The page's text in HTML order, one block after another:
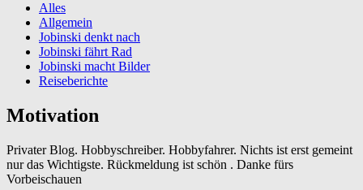
Alles
Allgemein
Jobinski denkt nach
Jobinski fährt Rad
Jobinski macht Bilder
Reiseberichte
Motivation
Privater Blog. Hobbyschreiber. Hobbyfahrer. Nichts ist erst gemeint
nur das Wichtigste. Rückmeldung ist schön . Danke fürs
Vorbeischauen